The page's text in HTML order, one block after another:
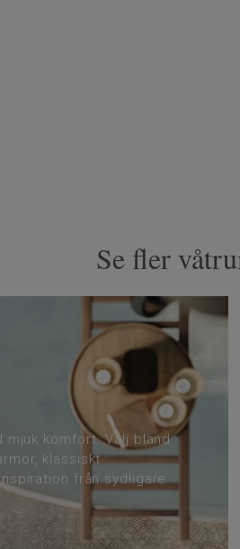
Se fler
mjuk komfort. Välj bland
klassiskt
från sydligare